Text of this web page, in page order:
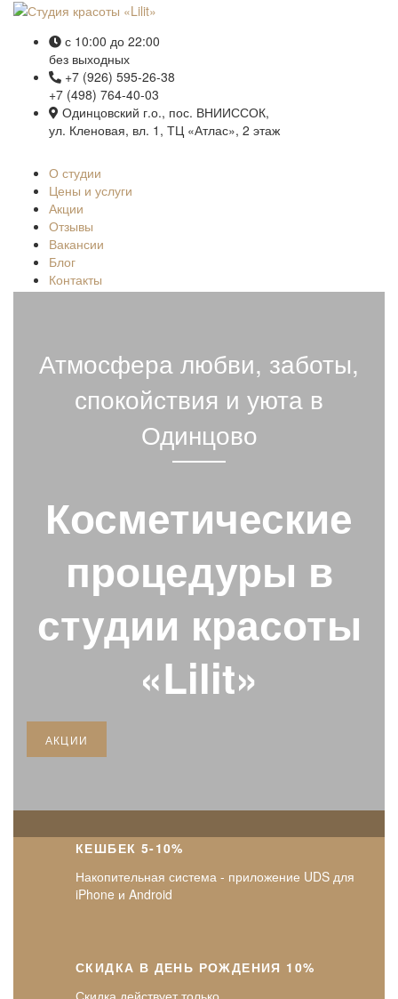
с 10:00 до 22:00
без выходных
+7 (926) 595-26-38
+7 (498) 764-40-03
Одинцовский г.о., пос. ВНИИССОК,
ул. Кленовая, вл. 1, ТЦ «Атлас», 2 этаж
О студии
Цены и услуги
Акции
Отзывы
Вакансии
Блог
Контакты
Атмосфера любви, заботы,
спокойствия и уюта в
Одинцово
Косметические
процедуры в
студии красоты
«Lilit»
АКЦИИ
КЕШБЕК 5-10%
Накопительная система - приложение UDS для
iPhone и Android
СКИДКА В ДЕНЬ РОЖДЕНИЯ 10%